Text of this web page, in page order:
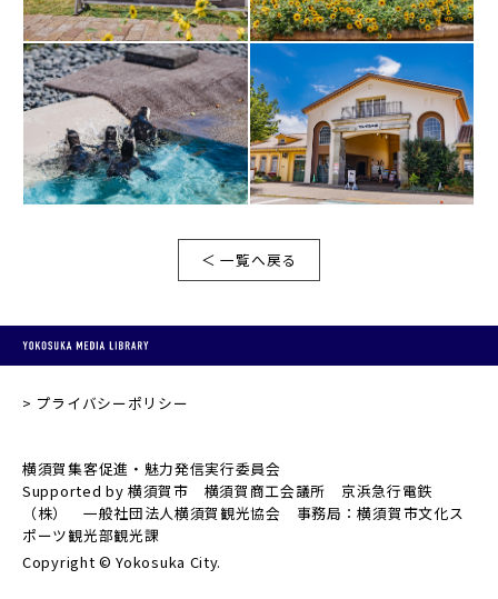
＜ 一覧へ戻る
プライバシーポリシー
横須賀集客促進・魅力発信実行委員会
Supported by 横須賀市 横須賀商工会議所 京浜急行電鉄
（株） 一般社団法人横須賀観光協会 事務局：横須賀市文化ス
ポーツ観光部観光課
Copyright © Yokosuka City.